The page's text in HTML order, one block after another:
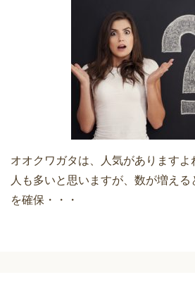
オオクワガタは、人気がありますよ
人も多いと思いますが、数が増え
を確保・・・